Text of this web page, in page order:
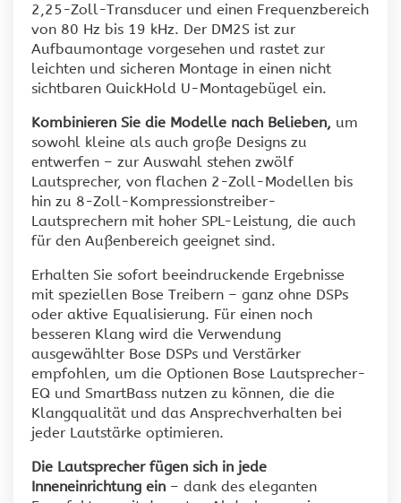
2,25-Zoll-Transducer und einen Frequenzbereich
von 80 Hz bis 19 kHz. Der DM2S ist zur
Aufbaumontage vorgesehen und rastet zur
leichten und sicheren Montage in einen nicht
sichtbaren QuickHold U-Montagebügel ein.
Kombinieren Sie die Modelle nach Belieben, um
sowohl kleine als auch große Designs zu
entwerfen – zur Auswahl stehen zwölf
Lautsprecher, von flachen 2-Zoll-Modellen bis
hin zu 8-Zoll-Kompressionstreiber-
Lautsprechern mit hoher SPL-Leistung, die auch
für den Außenbereich geeignet sind.
Erhalten Sie sofort beeindruckende Ergebnisse
mit speziellen Bose Treibern – ganz ohne DSPs
oder aktive Equalisierung. Für einen noch
besseren Klang wird die Verwendung
ausgewählter Bose DSPs und Verstärker
empfohlen, um die Optionen Bose Lautsprecher-
EQ und SmartBass nutzen zu können, die die
Klangqualität und das Ansprechverhalten bei
jeder Lautstärke optimieren.
Die Lautsprecher fügen sich in jede
Inneneinrichtung ein – dank des eleganten